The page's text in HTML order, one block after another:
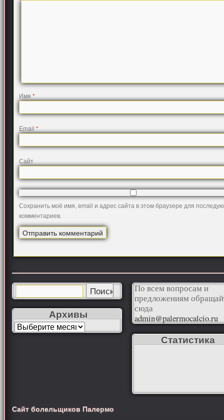
Имя*
Email*
Сайт
Сохранить моё имя, email и адрес сайта в этом браузере для
комментариев.
Архивы
По всем вопросам и
предложениям
сюда
admin@palermocalcio.ru
Статистика
Сайт болельщиков Палермо